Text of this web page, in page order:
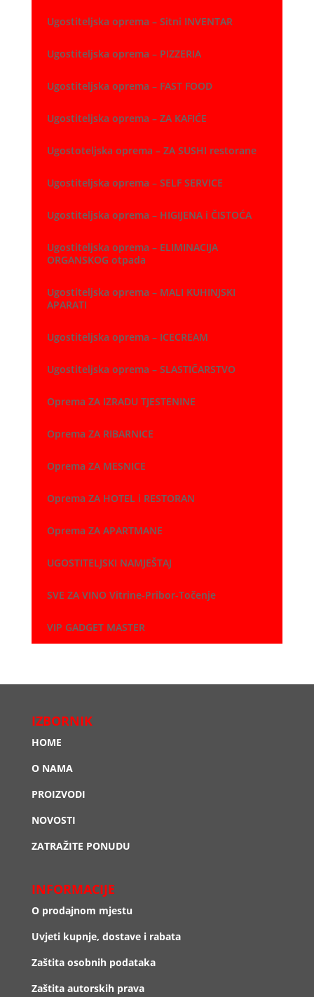
Ugostiteljska oprema – Sitni INVENTAR
Ugostiteljska oprema – PIZZERIA
Ugostiteljska oprema – FAST FOOD
Ugostiteljska oprema – ZA KAFIĆE
Ugostoteljska oprema – ZA SUSHI restorane
Ugostiteljska oprema – SELF SERVICE
Ugostiteljska oprema – HIGIJENA i ČISTOĆA
Ugostiteljska oprema – ELIMINACIJA
ORGANSKOG otpada
Ugostiteljska oprema – MALI KUHINJSKI
APARATI
Ugostiteljska oprema – ICECREAM
Ugostiteljska oprema – SLASTIČARSTVO
Oprema ZA IZRADU TJESTENINE
Oprema ZA RIBARNICE
Oprema ZA MESNICE
Oprema ZA HOTEL i RESTORAN
Oprema ZA APARTMANE
UGOSTITELJSKI NAMJEŠTAJ
SVE ZA VINO Vitrine-Pribor-Točenje
VIP GADGET MASTER
IZBORNIK
HOME
O NAMA
PROIZVODI
NOVOSTI
ZATRAŽITE PONUDU
INFORMACIJE
O prodajnom mjestu
Uvjeti kupnje, dostave i rabata
Zaštita osobnih podataka
Zaštita autorskih prava